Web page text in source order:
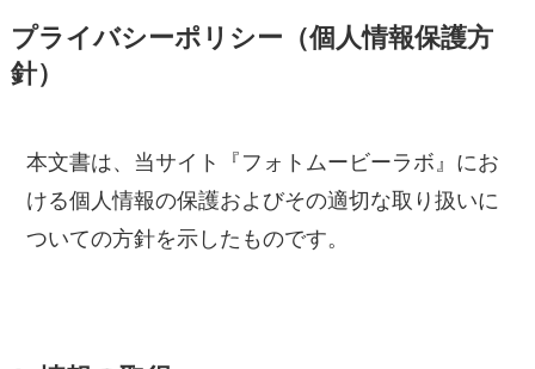
プライバシーポリシー（個人情報保護方
針）
本文書は、当サイト『フォトムービーラボ』にお
ける個人情報の保護およびその適切な取り扱いに
ついての方針を示したものです。